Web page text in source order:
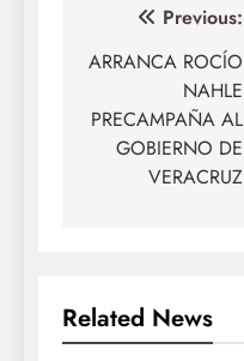
Navegación
de
entradas
Previous:
ARRANCA ROCÍO
NAHLE
PRECAMPAÑA AL
GOBIERNO DE
VERACRUZ
Related News